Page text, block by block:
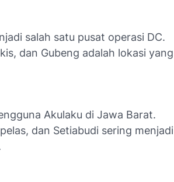
salah satu pusat operasi DC.
dan Gubeng adalah lokasi yang
Akulaku di Jawa Barat.
dan Setiabudi sering menjadi